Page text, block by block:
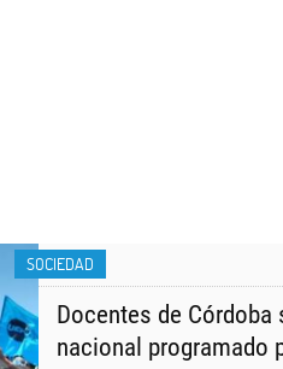
SOCIEDAD
Docentes de
nacional programado